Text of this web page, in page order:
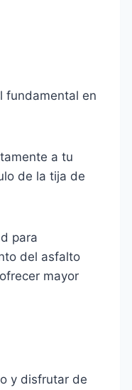
fundamental en
a tu
de la tija de
para
del asfalto
mayor
y disfrutar de